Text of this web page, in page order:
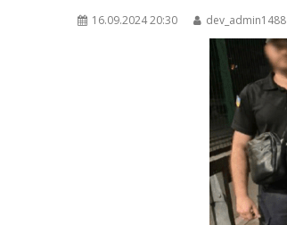
16.09.2024 20:30 dev_admin1488